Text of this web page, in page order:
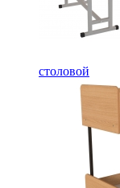
столовой